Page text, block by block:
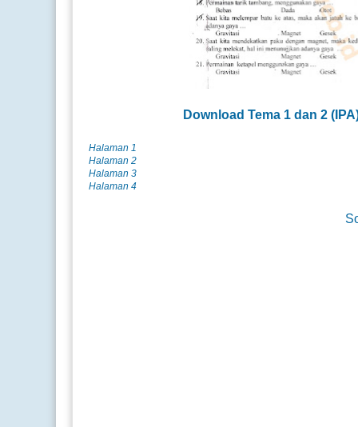
Download Tema 1 dan 2 ( IPA
Halaman 1
Halaman 2
Halaman 3
Halaman 4